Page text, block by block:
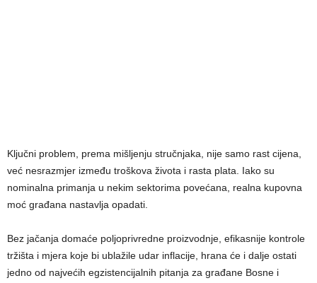
Ključni problem, prema mišljenju stručnjaka, nije samo rast cijena,
već nesrazmjer između troškova života i rasta plata. Iako su
nominalna primanja u nekim sektorima povećana, realna kupovna
moć građana nastavlja opadati.
Bez jačanja domaće poljoprivredne proizvodnje, efikasnije kontrole
tržišta i mjera koje bi ublažile udar inflacije, hrana će i dalje ostati
jedno od najvećih egzistencijalnih pitanja za građane Bosne i